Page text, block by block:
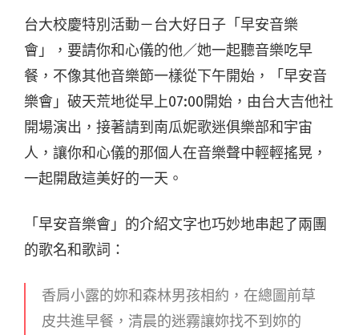
台大校慶特別活動－台大好日子「早安音樂
會」，要請你和心儀的他／她一起聽音樂吃早
餐，不像其他音樂節一樣從下午開始，「早安音
樂會」破天荒地從早上07:00開始，由台大吉他社
開場演出，接著請到南瓜妮歌迷俱樂部和宇宙
人，讓你和心儀的那個人在音樂聲中輕輕搖晃，
一起開啟這美好的一天。
「早安音樂會」的介紹文字也巧妙地串起了兩團
的歌名和歌詞：
香肩小露的妳和森林男孩相約，在總圖前草
皮共進早餐，清晨的迷霧讓妳找不到妳的